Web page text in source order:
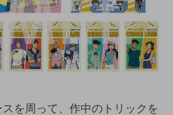
を周って、作中のトリックを